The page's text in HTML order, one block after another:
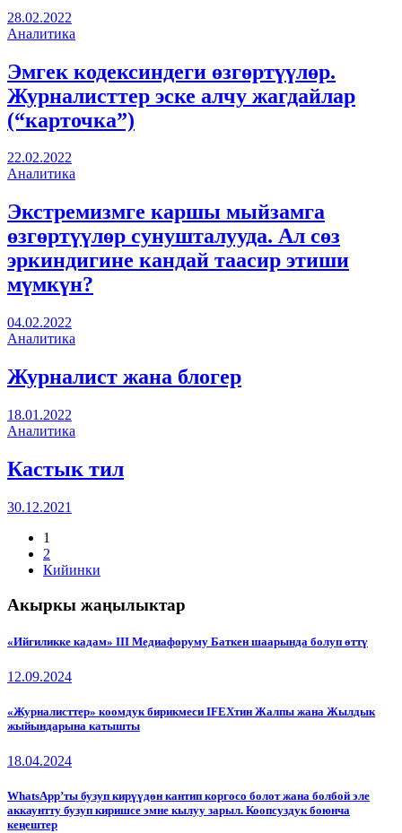
28.02.2022
Аналитика
Эмгек кодексиндеги өзгөртүүлөр.
Журналисттер эске алчу жагдайлар
(“карточка”)
22.02.2022
Аналитика
Экстремизмге каршы мыйзамга
өзгөртүүлөр сунушталууда. Ал сөз
эркиндигине кандай таасир этиши
мүмкүн?
04.02.2022
Аналитика
Журналист жана блогер
18.01.2022
Аналитика
Кастык тил
30.12.2021
1
2
Кийинки
Акыркы жаңылыктар
«Ийгиликке кадам» III Медиафоруму Баткен шаарында болуп өттү
12.09.2024
«Журналисттер» коомдук бирикмеси IFEXтин Жалпы жана Жылдык
жыйындарына катышты
18.04.2024
WhatsApp’ты бузуп кирүүдөн кантип коргосо болот жана болбой эле
аккаунтту бузуп киришсе эмне кылуу зарыл. Коопсуздук боюнча
кеңештер